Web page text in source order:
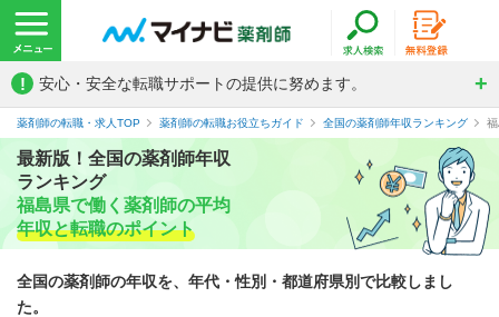
! 安心・安全な転職サポートの提供に努めます。
薬剤師の転職・求人TOP 薬剤師の転職お役立ちガイド 全国の薬剤師年収ランキング
最新版！全国の薬剤師年収
ランキング
福島県で働く薬剤師の平均
年収と転職のポイント
全国の薬剤師の年収を、年代・性別・都道府県別で比較しまし
た。